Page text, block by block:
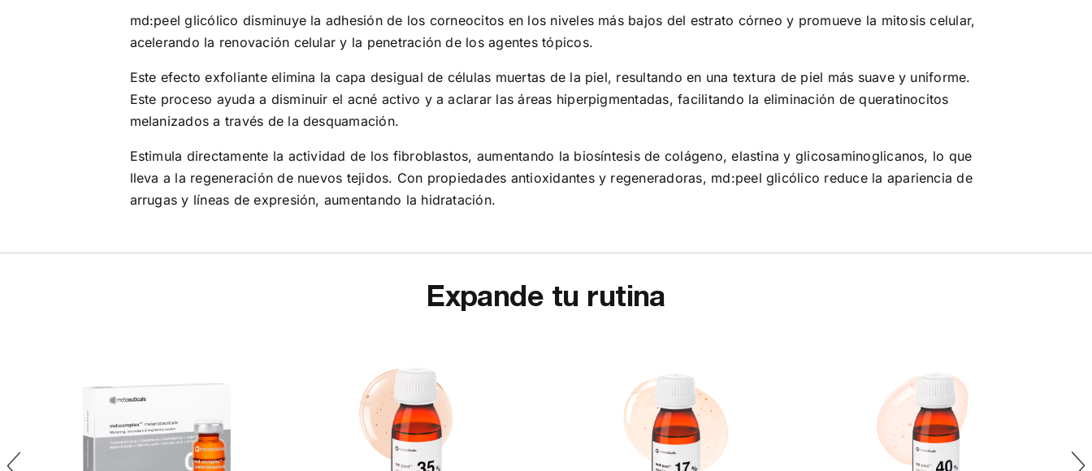
md:peel glicólico disminuye la adhesión de los corneocitos en los niveles más bajos del estrato córneo y promueve la mitosis celular,
acelerando la renovación celular y la penetración de los agentes tópicos.
Este efecto exfoliante elimina la capa desigual de células muertas de la piel, resultando en una textura de piel más suave y uniforme.
Este proceso ayuda a disminuir el acné activo y a aclarar las áreas hiperpigmentadas, facilitando la eliminación de queratinocitos
melanizados a través de la desquamación.
Estimula directamente la actividad de los fibroblastos, aumentando la biosíntesis de colágeno, elastina y glicosaminoglicanos, lo que
lleva a la regeneración de nuevos tejidos. Con propiedades antioxidantes y regeneradoras, md:peel glicólico reduce la apariencia de
arrugas y líneas de expresión, aumentando la hidratación.
Expande tu rutina